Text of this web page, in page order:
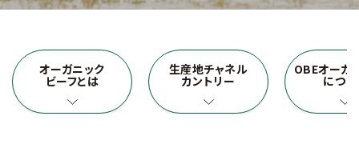
オーガニック
ビーフとは
生産地チャネル
カントリー
OBEオーガ
につい